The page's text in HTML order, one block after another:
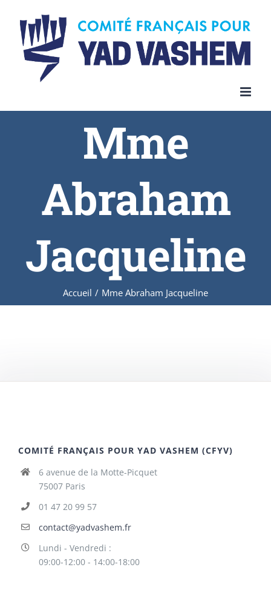
content
Mme
Abraham
Jacqueline
Accueil / Mme Abraham Jacqueline
COMITÉ FRANÇAIS POUR YAD VASHEM (CFYV)
6 avenue de la Motte-Picquet
75007 Paris
01 47 20 99 57
contact@yadvashem.fr
Lundi - Vendredi :
09:00-12:00 - 14:00-18:00